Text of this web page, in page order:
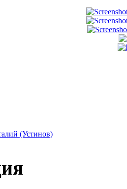
(Устинов)